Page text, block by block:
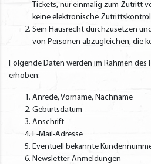
Tickets, nur einmalig zum Zutritt
keine elektronische
Sein Hausrecht durchzusetzen
von Personen abzugleichen, die
Folgende Daten werden im Rahmen des
erhoben:
Anrede, Vorname, Nachname
Geburtsdatum
Anschrift
E-Mail-Adresse
Eventuell bekannte
Newsletter-Anmeldungen